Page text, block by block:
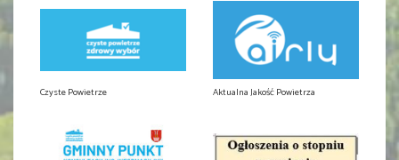
Czyste Powietrze Aktualna Jakość Powietrza